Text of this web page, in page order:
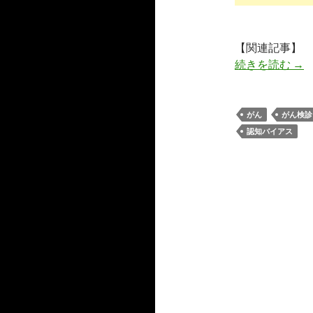
【関連記事】
続きを読む
女
→
がん がん検診
認知バイアス